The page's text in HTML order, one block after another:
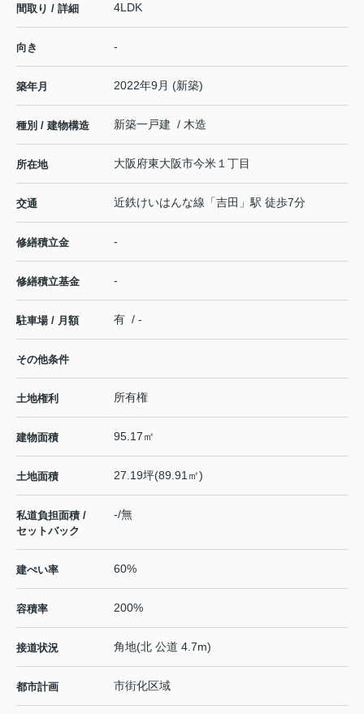
間取り / 詳細 4LDK
向き -
築年月 2022年9月 (新築)
種別 / 建物構造 新築一戸建 / 木造
所在地 大阪府東大阪市今米 １丁目
交通 近鉄けいはんな線 「吉田 」駅 徒歩7分
修繕積立金 -
修繕積立基金 -
駐車場 / 月額 有 / -
その他条件
土地権利 所有権
建物面積 95.17㎡
土地面積 27.19坪(89.91㎡)
私道負担面積 /
セットバック
-/無
建ぺい率 60%
容積率 200%
接道状況 角地(北 公道 4.7m)
都市計画 市街化区域